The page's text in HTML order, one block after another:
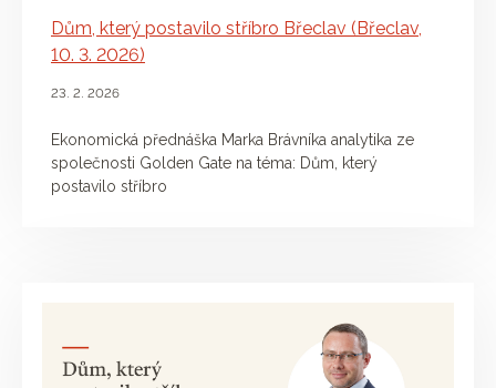
Dům, který postavilo stříbro Břeclav (Břeclav,
10. 3. 2026)
23. 2. 2026
Ekonomická přednáška Marka Brávníka analytika ze
společnosti Golden Gate na téma: Dům, který
postavilo stříbro